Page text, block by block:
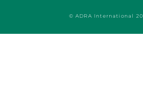
© ADRA International